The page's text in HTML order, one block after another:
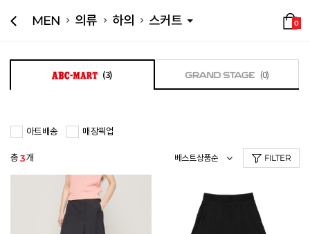
MEN 의류 하의 스커트 0
(3) (0)
아트배송 매장픽업
총3개 FILTER